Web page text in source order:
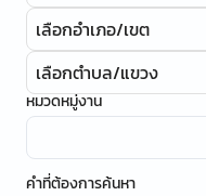
เลือกอำเภอ/เขต
เลือกตำบล/แขวง
หมวดหมู่งาน
คำที่ต้องการค้นหา